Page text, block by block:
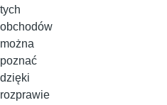
tych
obchodów
można
poznać
dzięki
rozprawie